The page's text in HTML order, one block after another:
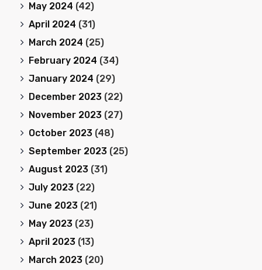
May 2024 (42)
April 2024 (31)
March 2024 (25)
February 2024 (34)
January 2024 (29)
December 2023 (22)
November 2023 (27)
October 2023 (48)
September 2023 (25)
August 2023 (31)
July 2023 (22)
June 2023 (21)
May 2023 (23)
April 2023 (13)
March 2023 (20)